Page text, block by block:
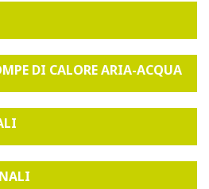
DI CALORE ARIA-ACQUA